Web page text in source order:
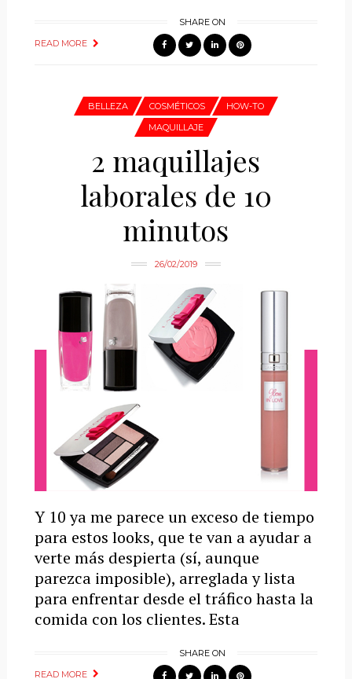
READ MORE
SHARE ON
BELLEZA COSMÉTICOS
HOW-TO
MAQUILLAJE
2 maquillajes
laborales de 10
minutos
26/02/2019
Y 10 ya me parece un exceso de tiempo
para estos looks, que te van a ayudar a
verte más despierta (sí, aunque
parezca imposible), arreglada y lista
para enfrentar desde el tráfico hasta la
comida con los clientes. Esta
READ MORE
SHARE ON